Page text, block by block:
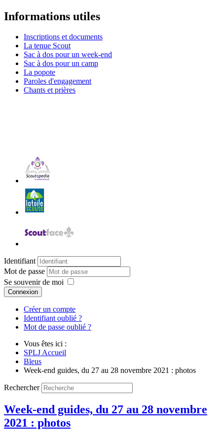
Informations utiles
Inscriptions et documents
La tenue Scout
Sac à dos pour un week-end
Sac à dos pour un camp
La popote
Paroles d'engagement
Chants et prières
Identifiant
Mot de passe
Se souvenir de moi
Connexion
Créer un compte
Identifiant oublié ?
Mot de passe oublié ?
Vous êtes ici :
SPLJ Accueil
Bleus
Week-end guides, du 27 au 28 novembre 2021 : photos
Rechercher
Week-end guides, du 27 au 28 novembre
2021 : photos